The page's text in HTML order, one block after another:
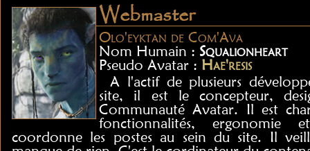
Webmaster
Olo'eyktan de Com'Ava
Nom Humain : Squalionheart
Pseudo Avatar : Hae'resis
A l'actif de plusieurs
site, il est le concepteur,
Communauté Avatar. Il est
fonctionnalités, ergonomie
coordonne les postes au sein du site. Il